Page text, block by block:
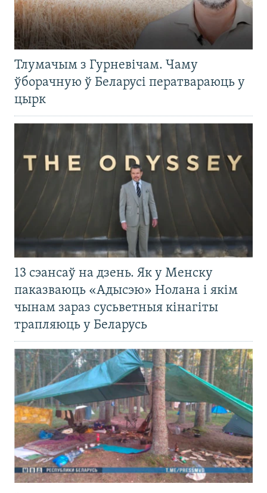
Тлумачым з Гурневічам. Чаму
ўборачную ў Беларусі ператвараюць у
цырк
13 сэансаў на дзень. Як у Менску
паказваюць «Адысэю» Нолана і якім
чынам зараз сусьветныя кінагіты
трапляюць у Беларусь